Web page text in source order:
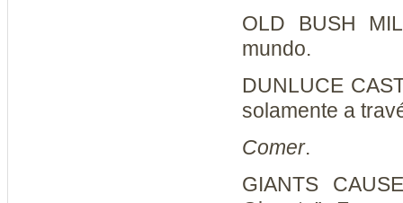
OLD BUSH
mundo.
DUNLUCE
solamente a
Comer.
GIANTS